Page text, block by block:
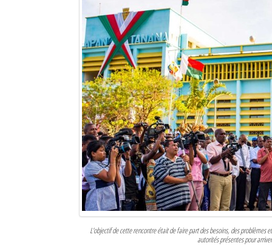
L’objectif de cette rencontre était de faire part des besoins, des
autorités présentes pour